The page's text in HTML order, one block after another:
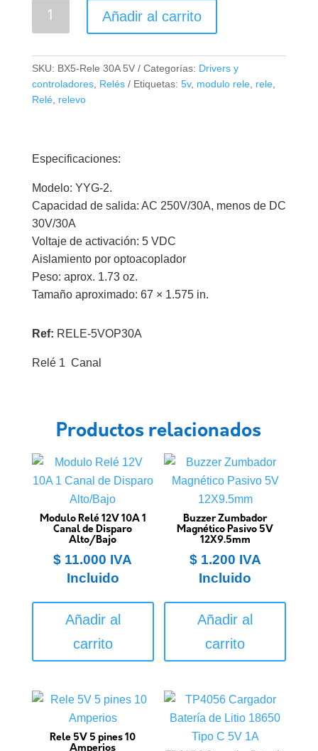
Tarjeta
Acoplado
30A
Añadir al carrito
SKU: BX5-Rele 30A 5V Categorías: Drivers y
controladores, Relés Etiquetas: 5v, modulo rele, rele,
Relé, relevo
Especificaciones:
Modelo: YYG-2.
Capacidad de salida: AC 250V/30A, menos de DC
30V/30A
Voltaje de activación: 5 VDC
Aislamiento por optoacoplador
Peso: aprox. 1.73 oz.
Tamaño aproximado: 67 × 1.575 in.
Ref: RELE-5VOP30A
Relé 1 Canal
Productos relacionados
Modulo Relé 12V 10A 1
Canal de Disparo
Alto/Bajo
$ 11.000 IVA
Incluido
Añadir al
carrito
Buzzer Zumbador
Magnético Pasivo 5V
12X9.5mm
$1.200 IVA
Incluido
Añadir al
carrito
Rele 5V 5 pines 10
Amperios